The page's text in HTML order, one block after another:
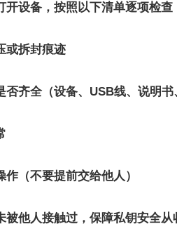
设备，按照以下清单逐项检查
或拆封痕迹
齐全（设备、USB线、说明书
（不要提前交给他人）
他人接触过，保障私钥安全从